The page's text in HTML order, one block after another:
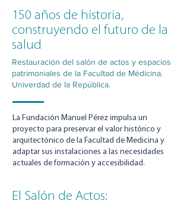
150 años de historia,
construyendo el futuro de la
salud
Restauración del salón de actos y espacios
patrimoniales de la Facultad de Médicina.
Univerdad de la República.
La Fundación Manuel Pérez impulsa un
proyecto para preservar el valor histórico y
arquitectónico de la Facultad de Medicina y
adaptar sus instalaciones a las necesidades
actuales de formación y accesibilidad.
El Salón de Actos: